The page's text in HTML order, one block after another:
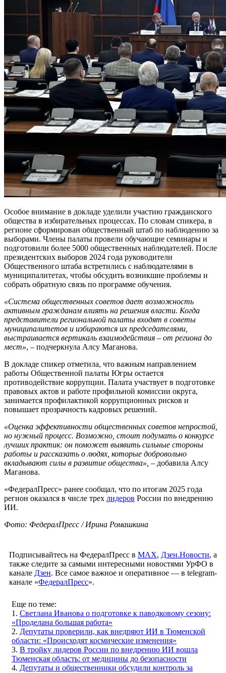
Особое внимание в докладе уделили участию гражданского
общества в избирательных процессах. По словам спикера, в
регионе сформирован общественный штаб по наблюдению за
выборами. Члены палаты провели обучающие семинары и
подготовили более 5000 общественных наблюдателей. После
президентских выборов 2024 года руководители
Общественного штаба встретились с наблюдателями в
муниципалитетах, чтобы обсудить возникшие проблемы и
собрать обратную связь по программе обучения.
«Система общественных советов дает возможность
активным гражданам влиять на решения власти. Когда
представители региональной палаты входят в советы
муниципалитетов и избираются их председателями,
выстраивается вертикаль взаимодействия – от региона до
мест», – подчеркнула Алсу Маганова.
В докладе спикер отметила, что важным направлением
работы Общественной палаты Югры остается
противодействие коррупции. Палата участвует в подготовке
правовых актов и работе профильной комиссии округа,
занимается профилактикой коррупционных рисков и
повышает прозрачность кадровых решений.
«Оценка эффективности общественных советов непростой,
но нужный процесс. Возможно, стоит подумать о конкурсе
лучших практик: он поможет выявить сильные стороны
работы и рассказать о людях, которые добровольно
вкладывают силы в развитие общества», – добавила Алсу
Маганова.
«ФедералПресс» ранее сообщал, что по итогам 2025 года
регион оказался в числе трех лидеров России по внедрению
ИИ.
Фото: ФедералПресс / Ирина Ромашкина
Подписывайтесь на ФедералПресс в МАХ, Дзен.Новости, а
также следите за самыми интересными новостями УрФО в
канале Дзен. Все самое важное и оперативное — в telegram-
канале «ФедералПресс».
Еще по теме:
1. Светлана Иванова о подготовке к паводковому сезону:
«Проделана большая работа»
2. Депутаты проверили, как внедряют ИИ в Тюменской
области: «Происходят космические изменения»
3. В тройку лидеров России по внедрению ИИ вошла
Тюменская область: от медицины до безопасности
4. Депутаты и общественники обсудили контроль за